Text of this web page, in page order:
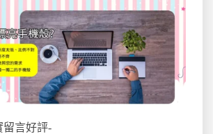
留言好評-